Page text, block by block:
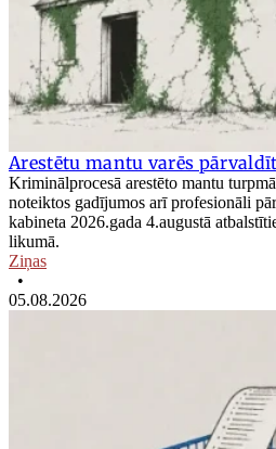
Arestētu mantu varēs pārvaldīt
Kriminālprocesā arestēto mantu
noteiktos gadījumos arī profesionāli
kabineta 2026.gada 4.augustā
likumā.
Ziņas
•
05.08.2026